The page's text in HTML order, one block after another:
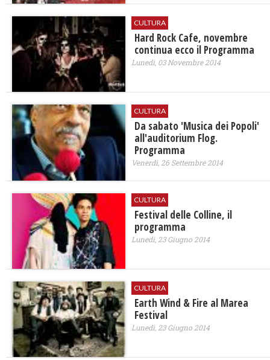
CULTURA
Hard Rock Cafe, novembre
continua ecco il Programma
Lunedì, 03 Novembre 2014
CULTURA
Da sabato 'Musica dei Popoli'
all'auditorium Flog.
Programma
Venerdì, 26 Settembre 2014
CULTURA
Festival delle Colline, il
programma
Lunedì, 23 Giugno 2014
CULTURA
Earth Wind & Fire al Marea
Festival
Lunedì, 23 Giugno 2014